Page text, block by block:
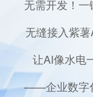
无需开发！
无缝接入紫
让AI像水电
——企业数字